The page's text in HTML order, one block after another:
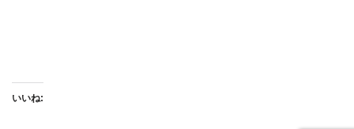
いいね: